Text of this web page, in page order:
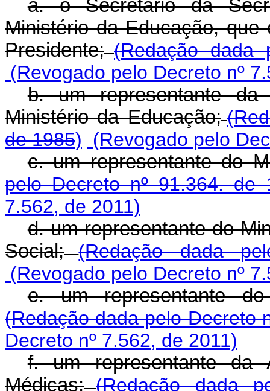
a. o Secretário da
Ministério da Educação,
Presidente; (Redação dada
(Revogado pelo Decreto nº
b. um representante
Ministério da Educação;
de 1985)
(Revogado pelo
c. um representante do
pelo Decreto nº 91.364. de
7.562, de 2011)
d. um representante do
Social;
(Redação dada
(Revogado pelo Decreto nº
e. um representante
(Redação dada pelo Decreto
Decreto nº 7.562, de 2011)
f. um representante da
Médicas; (Redação dada